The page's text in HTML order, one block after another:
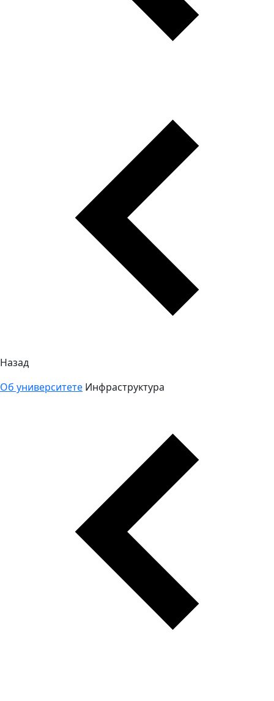
Назад
Об университете Инфраструктура